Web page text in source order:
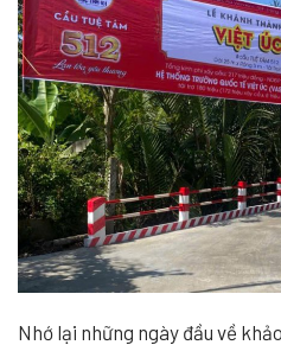
Nhớ lại những ngày đầu về